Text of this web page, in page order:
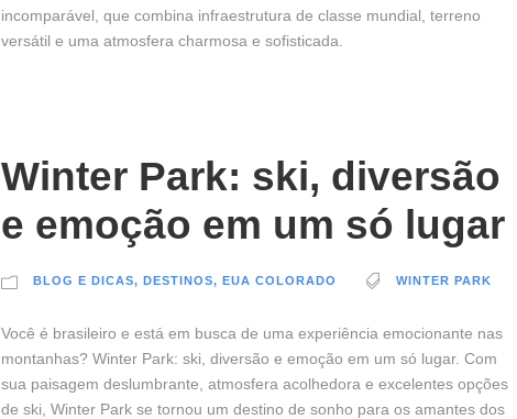
incomparável, que combina infraestrutura de classe mundial, terreno
versátil e uma atmosfera charmosa e sofisticada.
Winter Park: ski, diversão
e emoção em um só lugar
BLOG E DICAS, DESTINOS, EUA COLORADO WINTER PARK
Você é brasileiro e está em busca de uma experiência emocionante nas
montanhas? Winter Park: ski, diversão e emoção em um só lugar. Com
sua paisagem deslumbrante, atmosfera acolhedora e excelentes opções
de ski, Winter Park se tornou um destino de sonho para os amantes dos